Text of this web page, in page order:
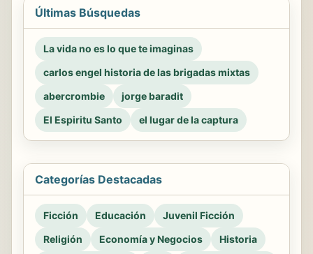
Últimas Búsquedas
La vida no es lo que te imaginas
carlos engel historia de las brigadas mixtas
abercrombie
jorge baradit
El Espiritu Santo
el lugar de la captura
Categorías Destacadas
Ficción Educación
Juvenil Ficción
Religión
Economía y Negocios Historia